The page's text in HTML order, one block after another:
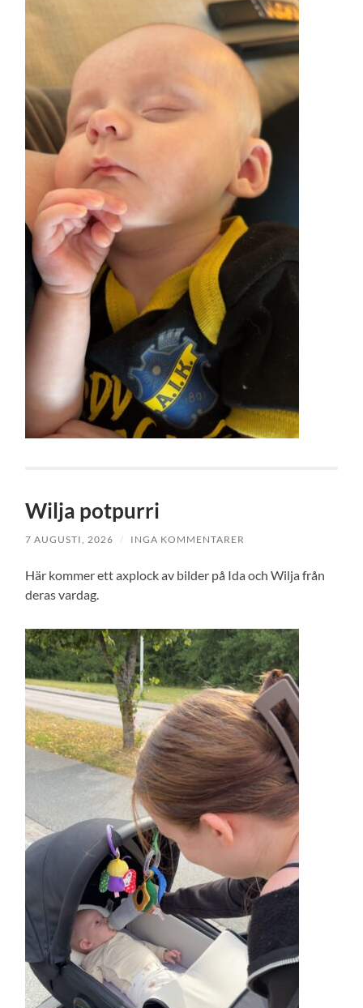
Wilja potpurri
7 AUGUSTI, 2026 / INGA KOMMENTARER
Här kommer ett axplock av bilder på Ida och Wilja från
deras vardag.